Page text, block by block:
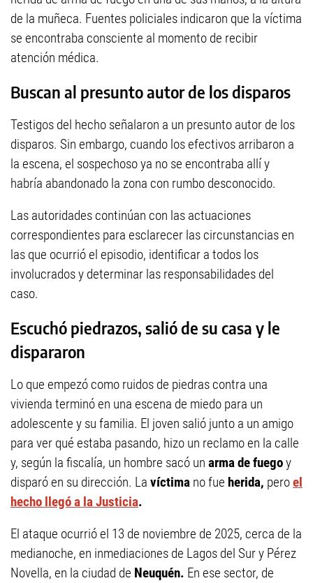
de la muñeca. Fuentes policiales indicaron que la víctima
se encontraba consciente al momento de recibir
atención médica.
Buscan al presunto autor de los disparos
Testigos del hecho señalaron a un presunto autor de los
disparos. Sin embargo, cuando los efectivos arribaron a
la escena, el sospechoso ya no se encontraba allí y
habría abandonado la zona con rumbo desconocido.
Las autoridades continúan con las actuaciones
correspondientes para esclarecer las circunstancias en
las que ocurrió el episodio, identificar a todos los
involucrados y determinar las responsabilidades del
caso.
Escuchó piedrazos, salió de su casa y le
dispararon
Lo que empezó como ruidos de piedras contra una
vivienda terminó en una escena de miedo para un
adolescente y su familia. El joven salió junto a un amigo
para ver qué estaba pasando, hizo un reclamo en la calle
y, según la fiscalía, un hombre sacó un arma de fuegoy
disparó en su dirección. La víctima no fue herida, peroel
hecho llegó a la Justicia.
El ataque ocurrió el 13 de noviembre de 2025, cerca de la
medianoche, en inmediaciones de Lagos del Sur y Pérez
Novella, en la ciudad de Neuquén. En ese sector, de